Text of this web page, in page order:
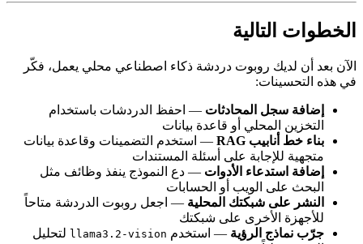
يعمل، فكّر
بيانات
وظائف مثل
متاحاً
لتحليل